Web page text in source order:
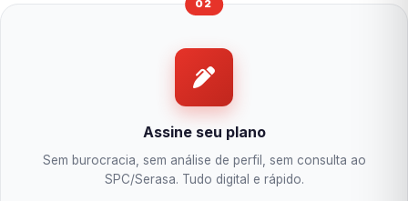
02
Assine seu plano
Sem burocracia, sem análise de perfil, sem consulta ao
SPC/Serasa. Tudo digital e rápido.